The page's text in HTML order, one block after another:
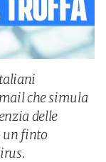
che simula
delle
un finto